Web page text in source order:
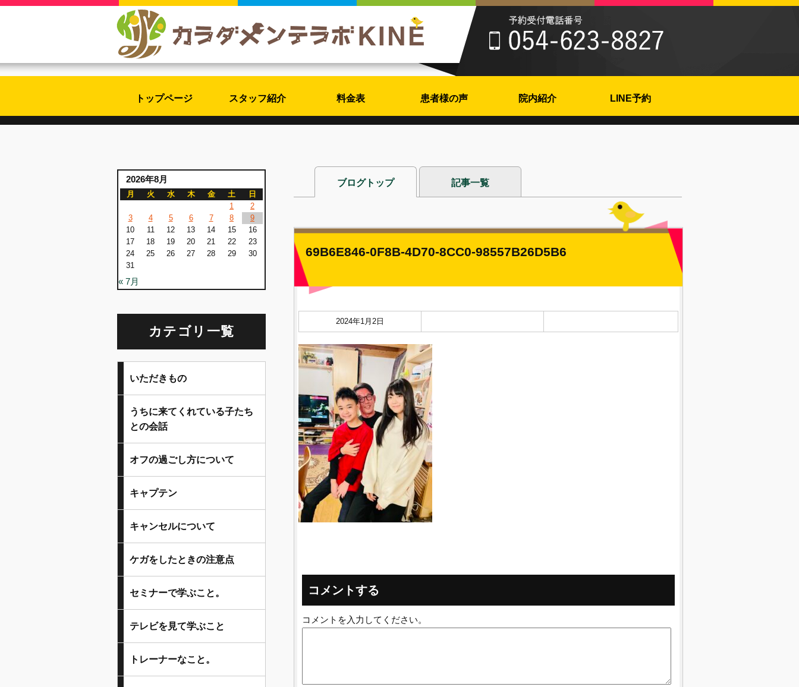
トップページ スタッフ紹介 料金表 患者様の声 院内紹介 LINE予約
ブログトップ 記事一覧
69B6E846-0F8B-4D70-8CC0-98557B26D5B6
2024年1月2日
コメントする
コメントを入力してください。
2026年8月
月 火 水 木 金 土
日
1
2
3
4 5 6 7 8
9
10
11 12 13 14 15
16
17
18 19 20 21 22
23
24
25 26 27 28 29
30
31
« 7月
カテゴリ一覧
いただきもの
うちに来てくれている子たち
との会話
オフの過ごし方について
キャプテン
キャンセルについて
ケガをしたときの注意点
セミナーで学ぶこと。
テレビを見て学ぶこと
トレーナーなこと。